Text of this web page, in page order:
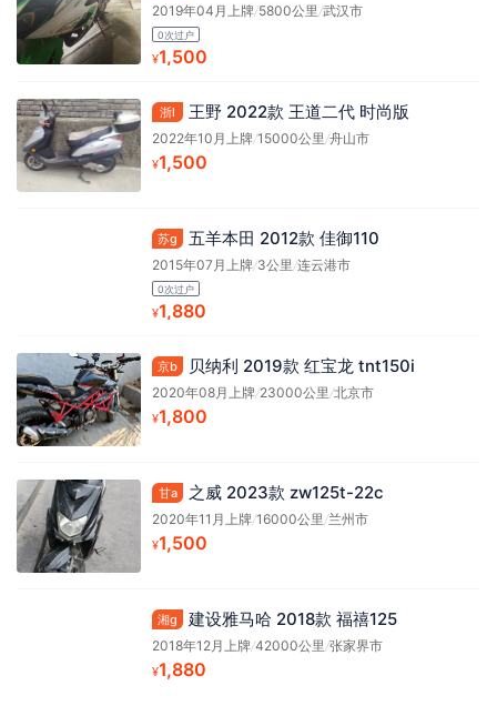
2019年04月上牌/5800公里 /武汉市
0次过户
¥1,500
浙l 王野 2022款 王道二代 时尚版
2022年10月上牌/15000公里 /舟山市
¥1,500
苏g 五羊本田 2012款 佳御110
2015年07月上牌/3公里 /连云港市
0次过户
¥1,880
京b 贝纳利 2019款 红宝龙 tnt150i
2020年08月上牌/23000公里 /北京市
¥1,800
甘a 之威 2023款 zw125t-22c
2020年11月上牌/16000公里 /兰州市
¥1,500
湘g 建设雅马哈 2018款 福禧125
2018年12月上牌/42000公里 /张家界市
¥1,880